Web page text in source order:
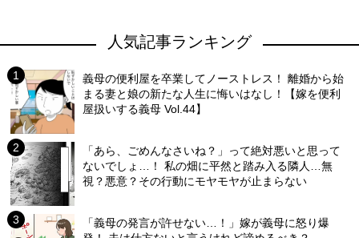
人気記事ランキング
義母の便利屋を卒業してノーストレス！ 離婚から始
まる妻と娘の新たな人生に悔いはなし！【嫁を便利
屋扱いする義母 Vol.44】
「あら、ごめんなさいね？」って絶対悪いと思って
ないでしょ…！ 私の畑に平然と踏み入る隣人…無
視？悪意？その行動にモヤモヤが止まらない
「義母の発言が許せない…！」嫁が義母に怒り爆